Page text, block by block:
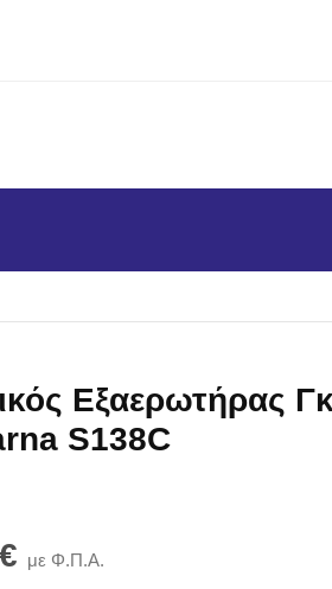
Εξαερωτήρας
S138C
€ με Φ.Π.Α.